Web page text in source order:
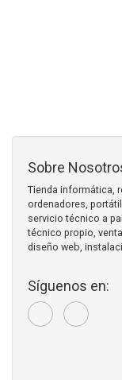
Sobre
Tienda informática,
ordenadores,
servicio técnico a
técnico propio,
diseño web,
Síguenos en: